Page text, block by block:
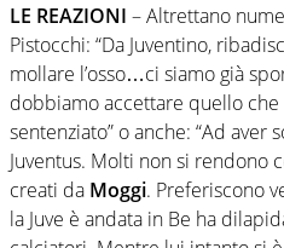
LE REAZIONI – Altrettano
Pistocchi: “Da Juventino,
mollare l’osso…ci siamo già
dobbiamo accettare quello che
sentenziato” o anche: “Ad aver
Juventus. Molti non si rendono
creati da Moggi. Preferiscono
la Juve è andata in Be ha